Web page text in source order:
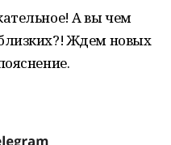
А вы чем
Ждем новых